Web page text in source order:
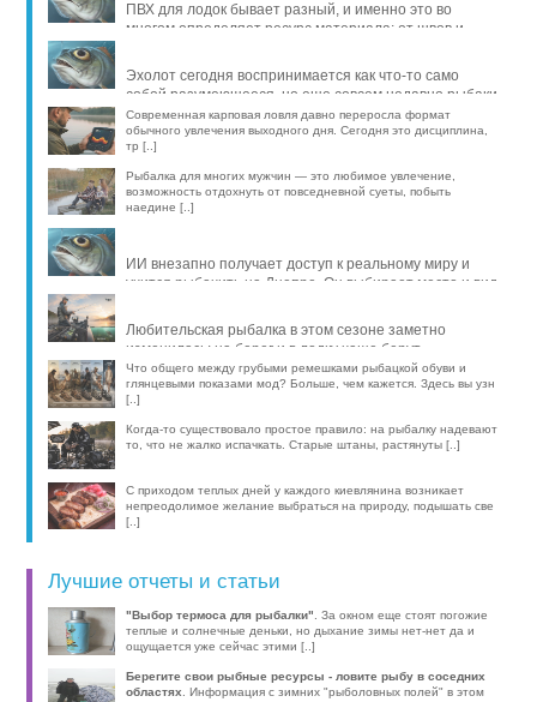
ПВХ для лодок бывает разный, и именно это во
многом определяет ресурс материала: от швов и
Эхолот сегодня воспринимается как что-то само
собой разумеющееся, но еще совсем недавно рыбаки
обходились б [..]
Современная карповая ловля давно переросла формат
обычного увлечения выходного дня. Сегодня это дисциплина,
тр [..]
Рыбалка для многих мужчин — это любимое увлечение,
возможность отдохнуть от повседневной суеты, побыть
наедине [..]
ИИ внезапно получает доступ к реальному миру и
учится рыбачить на Днепре. Он выбирает место и вид
Любительская рыбалка в этом сезоне заметно
изменилась: на берег и в лодку чаще берут
компактные эхолоты, об [..]
Что общего между грубыми ремешками рыбацкой обуви и
глянцевыми показами мод? Больше, чем кажется. Здесь вы узн
[..]
Когда-то существовало простое правило: на рыбалку надевают
то, что не жалко испачкать. Старые штаны, растянуты [..]
С приходом теплых дней у каждого киевлянина возникает
непреодолимое желание выбраться на природу, подышать све
[..]
Лучшие отчеты и статьи
"Выбор термоса для рыбалки". За окном еще стоят погожие
теплые и солнечные деньки, но дыхание зимы нет-нет да и
ощущается уже сейчас этими [..]
Берегите свои рыбные ресурсы - ловите рыбу в соседних
областях
. Информация с зимних "рыболовных полей" в этом